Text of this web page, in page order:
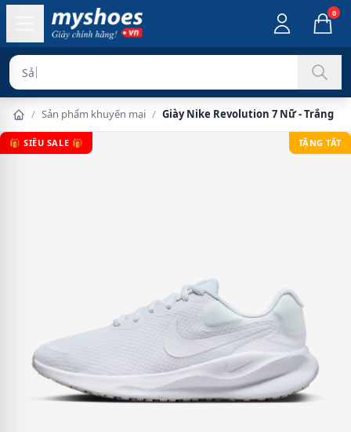
0
Sản phẩm chín
/ Sản phẩm khuyến mại / Giày Nike Revolution 7 Nữ - Trắng
🎁 SIÊU SALE 🎁 TẶNG TẤT